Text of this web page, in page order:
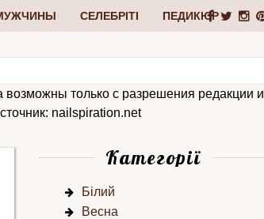
СЕЛЕБРІТІ ПЕДИКЮР
возможны только с разрешения редакции и
nailspiration.net
Категорії
Білий
Весна